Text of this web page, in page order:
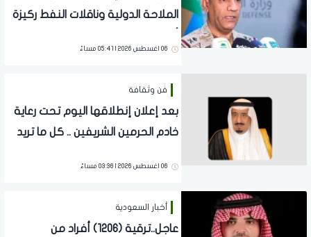
الملاحة الدولية وناقلات النفط ركيزة
06 اغسطس 2026 | 05:41 مساءً
فن وثقافة
بعد إعلان إنطلاقها اليوم تحت رعاية
خادم الحرمين الشريفين .. كل ما تريد
الدولية لحفظ القرآن الكريم
06 اغسطس 2026 | 03:36 مساءً
أخبار السعودية
عاجل..ترقية (1206) أفراد من